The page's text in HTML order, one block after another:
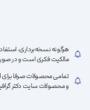
هرگونه نسخه‌برداری،
مالکیت فکری است و در
تمامی محصولات صرفا برای
و محصولات سایت دکتر